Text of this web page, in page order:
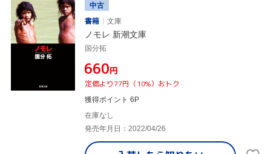
中古
書籍
文庫
ノモレ 新潮文庫
国分拓
¥660円
定価より77円（10%）おトク
獲得ポイント 6P
在庫なし
発売年月日：2022/04/26